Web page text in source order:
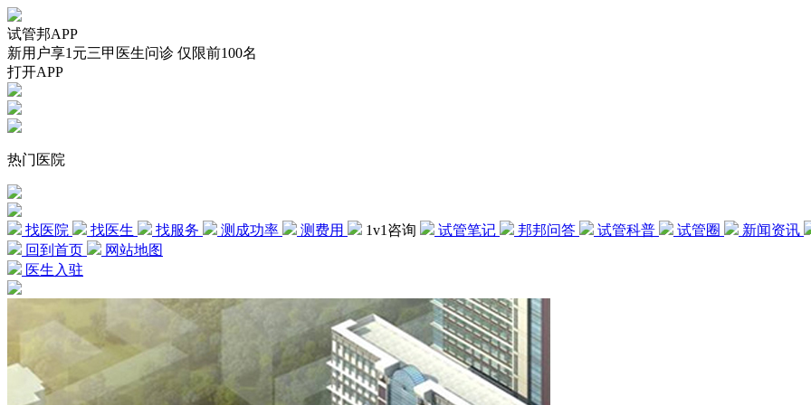
试管邦APP
新用户享1元三甲医生问诊 仅限前100名
打开APP
热门医院
找医院 找医生 找服务 测成功率 测费用 1v1咨询 试管笔记 邦邦问答 试管科普 试管圈
新闻资讯
回到首页
网站地图
医生入驻